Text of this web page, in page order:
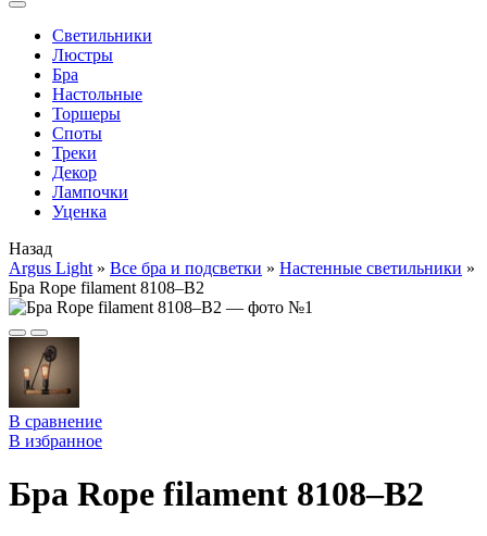
Cветильники
Люстры
Бра
Настольные
Торшеры
Споты
Треки
Декор
Лампочки
Уценка
Назад
Argus Light » Все бра и подсветки » Настенные светильники »
Бра Rope filament 8108–B2
В сравнение
В избранное
Бра Rope filament 8108–B2